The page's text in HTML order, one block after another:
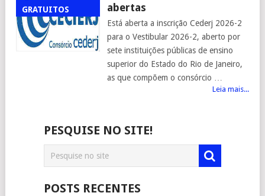
GRATUITOS
abertas
Está aberta a inscrição Cederj 2026-2
para o Vestibular 2026-2, aberto por
sete instituições públicas de ensino
superior do Estado do Rio de Janeiro,
as que compõem o consórcio …
Leia mais...
PESQUISE NO SITE!
POSTS RECENTES